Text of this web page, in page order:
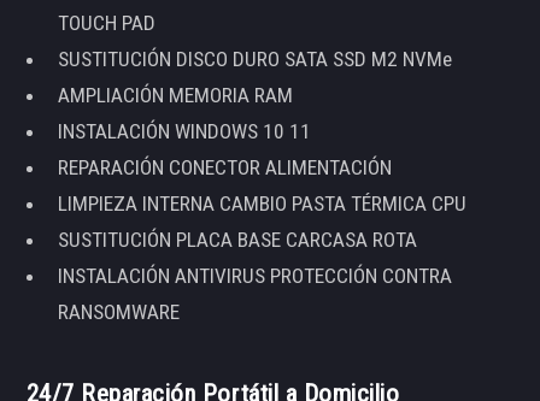
TOUCH PAD
SUSTITUCIÓN DISCO DURO SATA SSD M2 NVMe
AMPLIACIÓN MEMORIA RAM
INSTALACIÓN WINDOWS 10 11
REPARACIÓN CONECTOR ALIMENTACIÓN
LIMPIEZA INTERNA CAMBIO PASTA TÉRMICA CPU
SUSTITUCIÓN PLACA BASE CARCASA ROTA
INSTALACIÓN ANTIVIRUS PROTECCIÓN CONTRA
RANSOMWARE
24/7 Reparación Portátil a Domicilio